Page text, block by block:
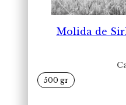
Molida de
500 gr